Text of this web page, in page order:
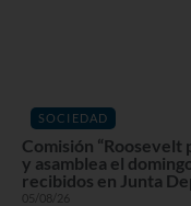
SOCIEDAD
Comisión “Roosevelt
y asamblea el
recibidos en Junta
05/08/26